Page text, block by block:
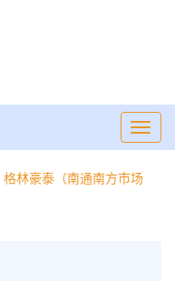
格林豪泰（南通南方市场